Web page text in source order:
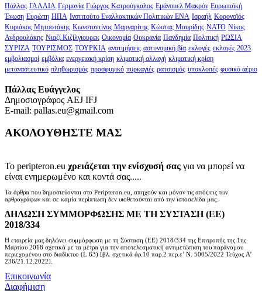
Πάλλας ΓΑΛΛΙΑ Γερμανία Γιώργος Κατρούγκαλος Εμάνουελ Μακρόν Ευρωπαϊκή
Ένωση Ευρώπη ΗΠΑ Ινστιτούτο Εναλλακτικών Πολιτικών ΕΝΑ Ισραήλ Κορονοϊός
Κυριάκος Μητσοτάκης Κωνσταντίνος Μαργαρίτης Κώστας Μαυρίδης ΝΑΤΟ Νίκος
Ανδρουλάκης Νιαζί Κιζίλγιουρεκ Οικονομία Ουκρανία Πανδημία Πολιτική ΡΩΣΙΑ
ΣΥΡΙΖΑ ΤΟΥΡΙΣΜΟΣ ΤΟΥΡΚΙΑ ανατιμήσεις αστυνομική βία εκλογές εκλογές 2023
εμβολιασμοί εμβόλια ενεργειακή κρίση κλιματική αλλαγή κλιματική κρίση
μεταναστευτικό πληθωρισμός προσφυγικό πυρκαγιές ρατσισμός υποκλοπές φυσικό αέριο
Πάλλας Ευάγγελος
Δημοσιογράφος AEJ ΙFJ
E-mail: pallas.eu@gmail.com
ΑΚΟΛΟΥΘΗΣΤΕ ΜΑΣ
Το peripteron.eu χρειάζεται την ενίσχυσή σας για να μπορεί να
είναι ενημερωμένο και κοντά σας.....
Τα άρθρα που δημοσιεύονται στο Peripteron.eu, απηχούν και μόνον τις απόψεις των
αρθρογράφων και σε καμία περίπτωση δεν υιοθετούνται από την ιστοσελίδα μας.
ΔΗΛΩΣΗ ΣΥΜΜΟΡΦΩΣΗΣ ΜΕ ΤΗ ΣΥΣΤΑΣΗ (ΕΕ)
2018/334
Η εταιρεία μας δηλώνει συμμόρφωση με τη Σύσταση (ΕΕ) 2018/334 της Επιτροπής της 1ης
Μαρτίου 2018 σχετικά με τα μέτρα για την αποτελεσματική αντιμετώπιση του παράνομου
περιεχομένου στο διαδίκτυο (L 63) [βλ. σχετικά άρ.10 παρ.2 περ.ε’ Ν. 5005/2022 Τεύχος A’
236/21.12.2022].
Επικοινωνία
Διαφήμιση